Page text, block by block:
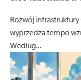
Rozwój infrastruktury
wyprzedza tempo
Według…